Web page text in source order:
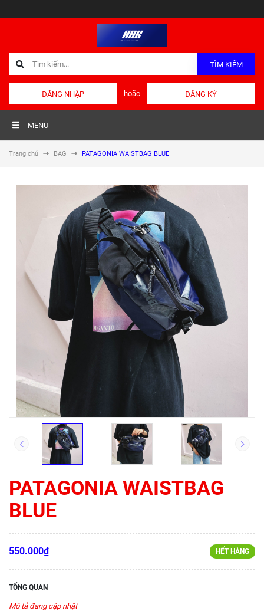
TÌM KIẾM
ĐĂNG NHẬP hoặc ĐĂNG KÝ
MENU
Trang chủ BAG PATAGONIA WAISTBAG BLUE
PATAGONIA WAISTBAG
BLUE
550.000₫ HẾT HÀNG
TỔNG QUAN
Mô tả đang cập nhật